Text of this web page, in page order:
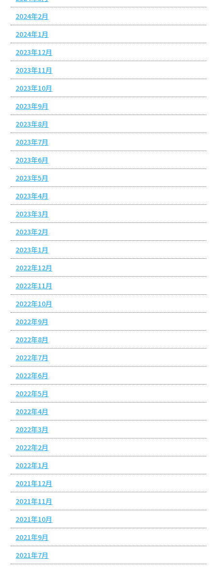
2024年2月
2024年1月
2023年12月
2023年11月
2023年10月
2023年9月
2023年8月
2023年7月
2023年6月
2023年5月
2023年4月
2023年3月
2023年2月
2023年1月
2022年12月
2022年11月
2022年10月
2022年9月
2022年8月
2022年7月
2022年6月
2022年5月
2022年4月
2022年3月
2022年2月
2022年1月
2021年12月
2021年11月
2021年10月
2021年9月
2021年7月